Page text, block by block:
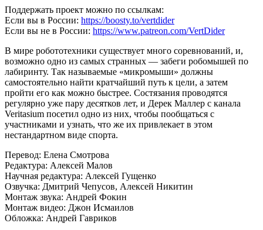
Поддержать проект можно по ссылкам:
Если вы в России: https://boosty.to/vertdider
Если вы не в России: https://www.patreon.com/VertDider
В мире робототехники существует много соревнований, и,
возможно одно из самых странных — забеги робомышей по
лабиринту. Так называемые «микромыши» должны
самостоятельно найти кратчайший путь к цели, а затем
пройти его как можно быстрее. Состязания проводятся
регулярно уже пару десятков лет, и Дерек Маллер с канала
Veritasium посетил одно из них, чтобы пообщаться с
участниками и узнать, что же их привлекает в этом
нестандартном виде спорта.
Перевод: Елена Смотрова
Редактура: Алексей Малов
Научная редактура: Алексей Гущенко
Озвучка: Дмитрий Чепусов, Алексей Никитин
Монтаж звука: Андрей Фокин
Монтаж видео: Джон Исмаилов
Обложка: Андрей Гавриков